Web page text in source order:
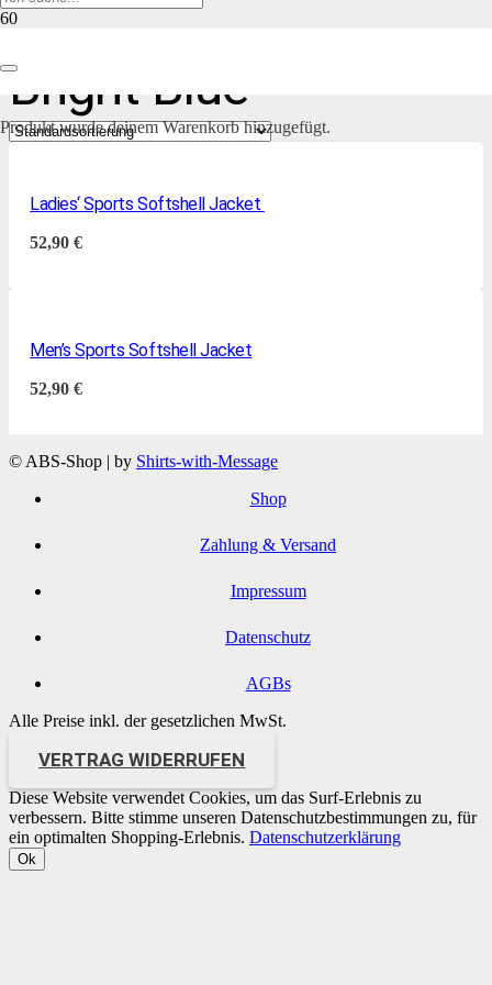
Produktwurde deinem Warenkorb hinzugefügt.
Bright-Blue
Ladies‘ Sports Softshell Jacket
52,90€
Men’s Sports Softshell Jacket
52,90€
© ABS-Shop | by Shirts-with-Message
Shop
Zahlung & Versand
Impressum
Datenschutz
AGBs
Alle Preise inkl. der gesetzlichen MwSt.
VERTRAG WIDERRUFEN
Diese Website verwendet Cookies, um das Surf-Erlebnis zu
verbessern. Bitte stimme unseren Datenschutzbestimmungen zu, für
ein optimalten Shopping-Erlebnis. Datenschutzerklärung
Ok